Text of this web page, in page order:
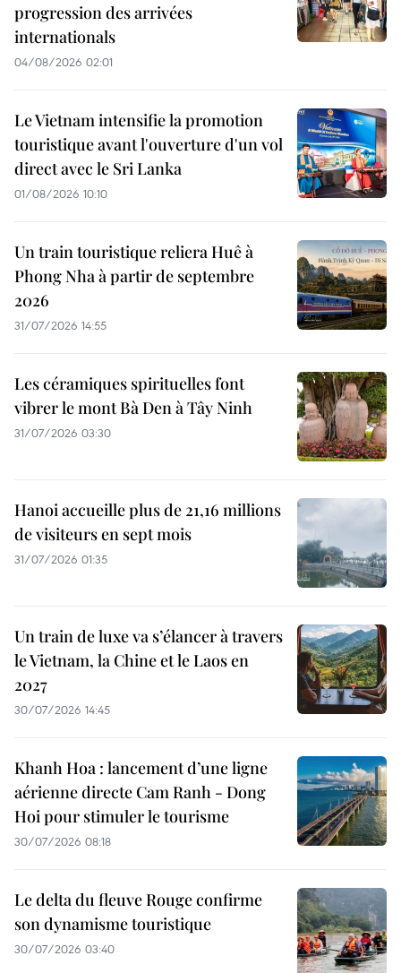
progression des arrivées
internationals
04/08/2026 02:01
Le Vietnam intensifie la promotion
touristique avant l'ouverture d'un vol
direct avec le Sri Lanka
01/08/2026 10:10
Un train touristique reliera Huê à
Phong Nha à partir de septembre
2026
31/07/2026 14:55
Les céramiques spirituelles font
vibrer le mont Bà Den à Tây Ninh
31/07/2026 03:30
Hanoi accueille plus de 21,16 millions
de visiteurs en sept mois ​
31/07/2026 01:35
Un train de luxe va s’élancer à travers
le Vietnam, la Chine et le Laos en
2027
30/07/2026 14:45
Khanh Hoa : lancement d’une ligne
aérienne directe Cam Ranh - Dong
Hoi pour stimuler le tourisme
30/07/2026 08:18
Le delta du fleuve Rouge confirme
son dynamisme touristique
30/07/2026 03:40